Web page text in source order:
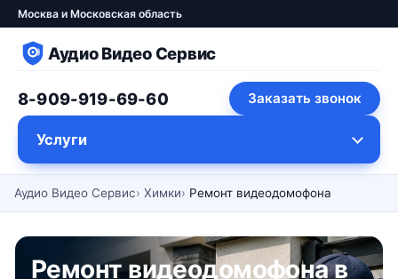
Москва и Московская область
Аудио Видео Сервис
Услуги
8-909-919-69-60 Заказать звонок
Аудио Видео Сервис Химки Ремонт видеодомофона
Ремонт видеодомофона в